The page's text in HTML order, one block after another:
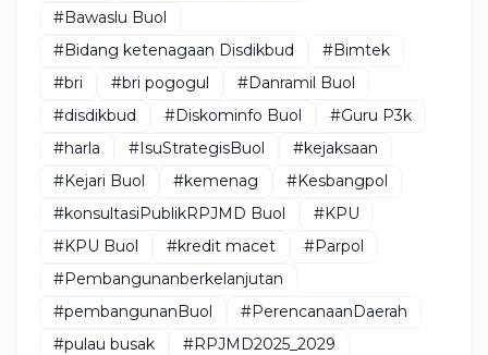
#Bawaslu Buol
#Bidang ketenagaan Disdikbud
#Bimtek
#bri
#bri pogogul
#Danramil Buol
#disdikbud
#Diskominfo Buol
#Guru P3k
#harla
#IsuStrategisBuol
#kejaksaan
#Kejari Buol
#kemenag
#Kesbangpol
#konsultasiPublikRPJMD Buol
#KPU
#KPU Buol
#kredit macet
#Parpol
#Pembangunanberkelanjutan
#pembangunanBuol
#PerencanaanDaerah
#pulau busak
#RPJMD2025_2029